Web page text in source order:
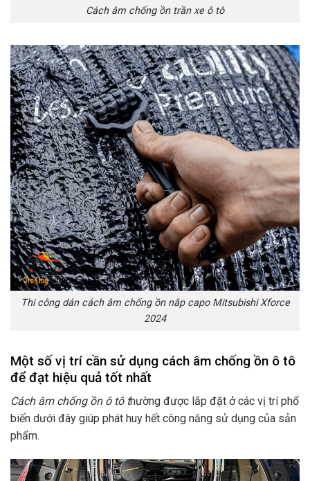
Cách âm chống ồn trần xe ô tô
Thi công dán cách âm chống ồn nắp capo Mitsubishi Xforce
2024
Một số vị trí cần sử dụng cách âm chống ồn ô tô
để đạt hiệu quả tốt nhất
Cách âm chống ồn ô tô thường được lắp đặt ở các vị trí phổ
biến dưới đây giúp phát huy hết công năng sử dụng của sản
phẩm.